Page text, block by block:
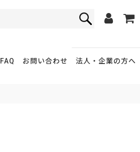
法人・企業の方へ
FAQ お問い合わせ